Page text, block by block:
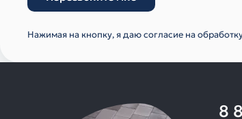
Нажимая на кнопку, я даю согласие на
8